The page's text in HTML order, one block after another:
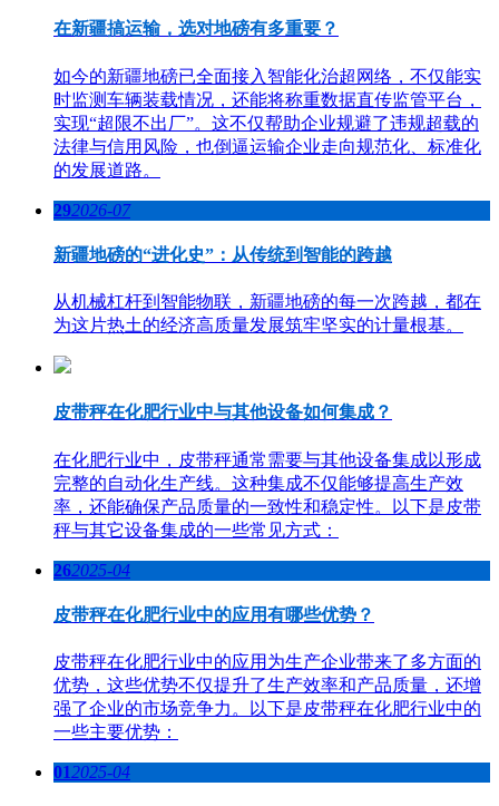
在新疆搞运输，选对地磅有多重要？
如今的新疆地磅已全面接入智能化治超网络，不仅能实
时监测车辆装载情况，还能将称重数据直传监管平台，
实现“超限不出厂”。这不仅帮助企业规避了违规超载的
法律与信用风险，也倒逼运输企业走向规范化、标准化
的发展道路。
292026-07
新疆地磅的“进化史”：从传统到智能的跨越
从机械杠杆到智能物联，新疆地磅的每一次跨越，都在
为这片热土的经济高质量发展筑牢坚实的计量根基。
皮带秤在化肥行业中与其他设备如何集成？
在化肥行业中，皮带秤通常需要与其他设备集成以形成
完整的自动化生产线。这种集成不仅能够提高生产效
率，还能确保产品质量的一致性和稳定性。以下是皮带
秤与其它设备集成的一些常见方式：
262025-04
皮带秤在化肥行业中的应用有哪些优势？
皮带秤在化肥行业中的应用为生产企业带来了多方面的
优势，这些优势不仅提升了生产效率和产品质量，还增
强了企业的市场竞争力。以下是皮带秤在化肥行业中的
一些主要优势：
012025-04